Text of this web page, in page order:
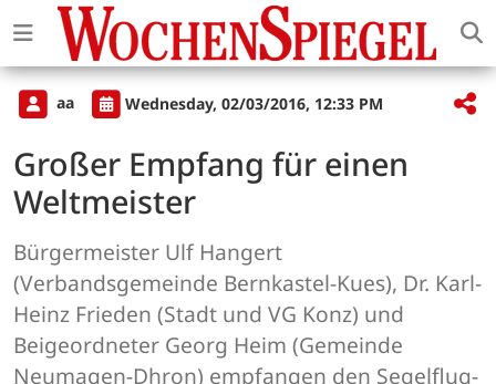
aa Wednesday, 02/03/2016, 12:33 PM
Großer Empfang für einen
Weltmeister
Bürgermeister Ulf Hangert
(Verbandsgemeinde Bernkastel-Kues), Dr. Karl-
Heinz Frieden (Stadt und VG Konz) und
Beigeordneter Georg Heim (Gemeinde
Neumagen-Dhron) empfangen den Segelflug-